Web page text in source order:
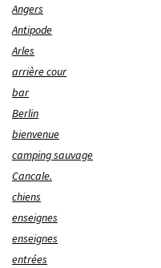
Angers
Antipode
Arles
arrière cour
bar
Berlin
bienvenue
camping sauvage
Cancale.
chiens
enseignes
enseignes
entrées